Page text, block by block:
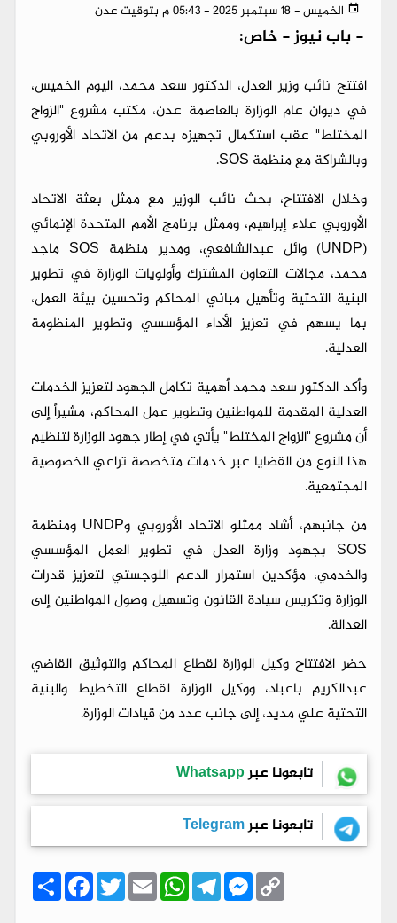
الخميس - 18 سبتمبر 2025 - 05:43 م بتوقيت عدن
- باب نيوز - خاص:
افتتح نائب وزير العدل، الدكتور سعد محمد، اليوم الخميس،
في ديوان عام الوزارة بالعاصمة عدن، مكتب مشروع "الزواج
المختلط" عقب استكمال تجهيزه بدعم من الاتحاد الأوروبي
وبالشراكة مع منظمة SOS.
وخلال الافتتاح، بحث نائب الوزير مع ممثل بعثة الاتحاد
الأوروبي علاء إبراهيم، وممثل برنامج الأمم المتحدة الإنمائي
(UNDP) وائل عبدالشافعي، ومدير منظمة SOS ماجد
محمد، مجالات التعاون المشترك وأولويات الوزارة في تطوير
البنية التحتية وتأهيل مباني المحاكم وتحسين بيئة العمل،
بما يسهم في تعزيز الأداء المؤسسي وتطوير المنظومة
العدلية.
وأكد الدكتور سعد محمد أهمية تكامل الجهود لتعزيز الخدمات
العدلية المقدمة للمواطنين وتطوير عمل المحاكم، مشيراً إلى
أن مشروع "الزواج المختلط" يأتي في إطار جهود الوزارة لتنظيم
هذا النوع من القضايا عبر خدمات متخصصة تراعي الخصوصية
المجتمعية.
من جانبهم، أشاد ممثلو الاتحاد الأوروبي وUNDP ومنظمة
SOS بجهود وزارة العدل في تطوير العمل المؤسسي
والخدمي، مؤكدين استمرار الدعم اللوجستي لتعزيز قدرات
الوزارة وتكريس سيادة القانون وتسهيل وصول المواطنين إلى
العدالة.
حضر الافتتاح وكيل الوزارة لقطاع المحاكم والتوثيق القاضي
عبدالكريم باعباد، ووكيل الوزارة لقطاع التخطيط والبنية
التحتية علي مديد، إلى جانب عدد من قيادات الوزارة.
تابعونا عبرWhatsapp
تابعونا عبرTelegram
ا
ن
ش
F
a
c
T
wi
E
m
a
W
h
a
T
el
M
e
s
C
o
p